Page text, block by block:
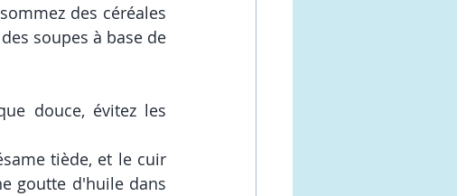
des céréales
soupes à base de
douce, évitez les
tiède, et le cuir
goutte d'huile dans